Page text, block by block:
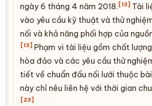
ngày 6 tháng 4 năm 2018. [13] Tài
vào yêu cầu kỹ thuật và thử
nối và khả năng phối hợp của
[13] Phạm vi tài liệu gồm chất
hòa đảo và các yêu cầu thử
tiết về chuẩn đấu nối lưới thuộc
này chỉ nêu liên hệ với thời gian
[23]